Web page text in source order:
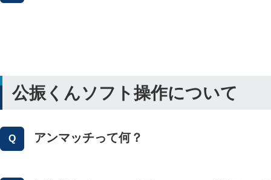
公振くんソフト操作について
アンマッチって何？